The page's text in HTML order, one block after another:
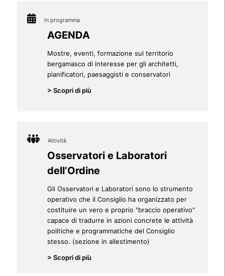
In programma
AGENDA
Mostre, eventi, formazione sul territorio
bergamasco di interesse per gli architetti,
pianificatori, paesaggisti e conservatori
> Scopri di più
Attività
Osservatori e Laboratori
dell’Ordine
Gli Osservatori e Laboratori sono lo strumento
operativo che il Consiglio ha organizzato per
costituire un vero e proprio "braccio operativo"
capace di tradurre in azioni concrete le attività
politiche e programmatiche del Consiglio
stesso. (sezione in allestimento)
> Scopri di più